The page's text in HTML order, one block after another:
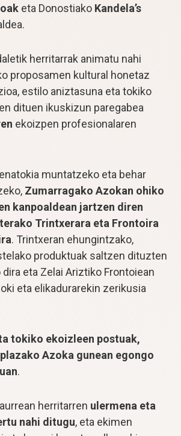
eta Donostiako Kandela’s
herritarrak animatu nahi
proposamen kultural honetaz
estilo aniztasuna eta tokiko
dituen ikuskizun paregabea
ekoizpen profesionalaren
muntatzeko eta behar
Zumarragako Azokan ohiko
kanpoaldean jartzen diren
Trintxerara eta Frontoira
. Trintxeran ehungintzako,
produktuak saltzen dituzten
eta Zelai Ariztiko Frontoiean
eta elikadurarekin zerikusia
tokiko ekoizleen postuak,
Azoka gunean egongo
.
herritarren ulermena eta
nahi ditugu, eta ekimen